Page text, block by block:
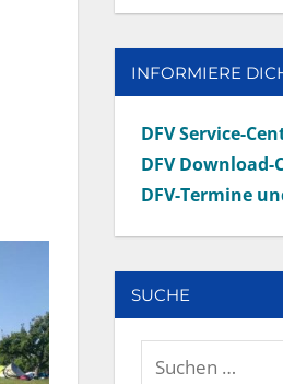
INFORMIERE
DFV Service-
DFV Download-
DFV-Termine
SUCHE
Suchen